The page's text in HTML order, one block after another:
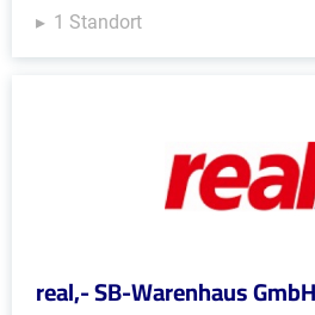
1 Standort
real,- SB-Warenhaus GmbH